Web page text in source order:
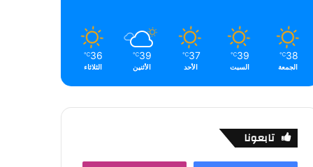
38
℃
الجمعة
39
℃
السبت
37
℃
الأحد
39
℃
الأثنين
36
℃
الثلاثاء
تابعونا